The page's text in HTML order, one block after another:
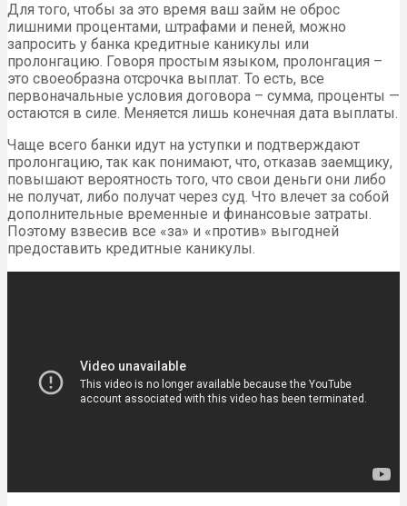
Для того, чтобы за это время ваш займ не оброс
лишними процентами, штрафами и пеней, можно
запросить у банка кредитные каникулы или
пролонгацию. Говоря простым языком, пролонгация –
это своеобразна отсрочка выплат. То есть, все
первоначальные условия договора – сумма, проценты —
остаются в силе. Меняется лишь конечная дата выплаты.
Чаще всего банки идут на уступки и подтверждают
пролонгацию, так как понимают, что, отказав заемщику,
повышают вероятность того, что свои деньги они либо
не получат, либо получат через суд. Что влечет за собой
дополнительные временные и финансовые затраты.
Поэтому взвесив все «за» и «против» выгодней
предоставить кредитные каникулы.